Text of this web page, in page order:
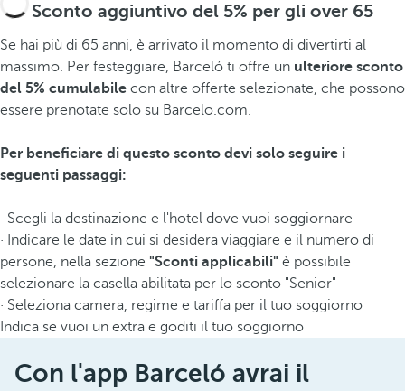
Sconto aggiuntivo del 5% per gli over 65
Se hai più di 65 anni, è arrivato il momento di divertirti al
massimo. Per festeggiare, Barceló ti offre un ulteriore sconto
del 5% cumulabile con altre offerte selezionate, che possono
essere prenotate solo su Barcelo.com.
Per beneficiare di questo sconto devi solo seguire i
seguenti passaggi:
· Scegli la destinazione e l'hotel dove vuoi soggiornare
· Indicare le date in cui si desidera viaggiare e il numero di
persone, nella sezione "Sconti applicabili" è possibile
selezionare la casella abilitata per lo sconto "Senior"
· Seleziona camera, regime e tariffa per il tuo soggiorno
Indica se vuoi un extra e goditi il tuo soggiorno
Con l'app Barceló avrai il